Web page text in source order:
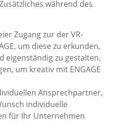
während des
Zugang zur der VR-
um diese zu erkunden,
eigenständig zu gestalten.
um kreativ mit ENGAGE
Ansprechpartner,
individuelle
für Ihr Unternehmen